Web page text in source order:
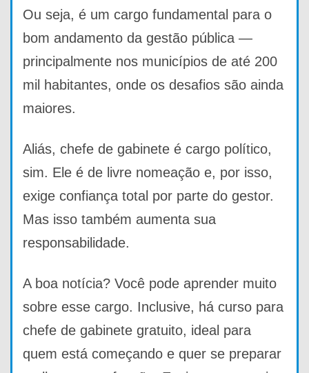
Ou seja, é um cargo fundamental para o
bom andamento da gestão pública —
principalmente nos municípios de até 200
mil habitantes, onde os desafios são ainda
maiores.
Aliás, chefe de gabinete é cargo político,
sim. Ele é de livre nomeação e, por isso,
exige confiança total por parte do gestor.
Mas isso também aumenta sua
responsabilidade.
A boa notícia? Você pode aprender muito
sobre esse cargo. Inclusive, há curso para
chefe de gabinete gratuito, ideal para
quem está começando e quer se preparar